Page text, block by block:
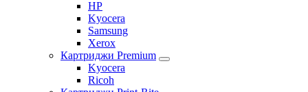
HP
Kyocera
Samsung
Xerox
Картриджи Premium
Kyocera
Ricoh